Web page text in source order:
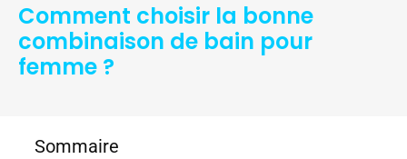
Comment choisir la bonne
combinaison de bain pour
femme ?
Sommaire